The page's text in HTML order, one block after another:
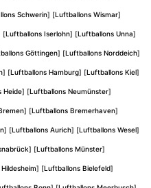
Schwerin] [Luftballons Wismar]
[Luftballons Iserlohn] [Luftballons Unna]
Göttingen] [Luftballons Norddeich]
] [Luftballons Hamburg] [Luftballons Kiel]
Heide] [Luftballons Neumünster]
] [Luftballons Bremerhaven]
] [Luftballons Aurich] [Luftballons Wesel]
] [Luftballons Münster]
] [Luftballons Bielefeld]